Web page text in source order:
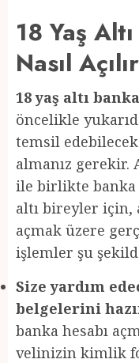
18 Yaş
Nasıl
18 yaş altı
öncelikle
temsil
almanız gerekir.
ile birlikte banka
altı bireyler için,
açmak üzere
işlemler şu
Size yardım
belgelerini
banka hesabı
velinizin kimlik